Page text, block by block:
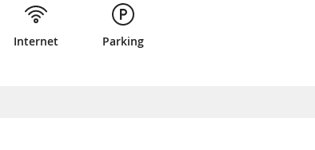
Internet
Parking